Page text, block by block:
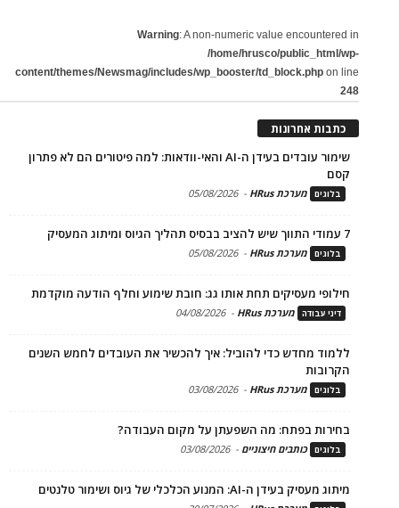
Warning: A non-numeric value encountered in
/home/hrusco/public_html/wp-
content/themes/Newsmag/includes/wp_booster/td_block.php on line
248
כתבות אחרונות
שימור עובדים בעידן ה-AI והאי-וודאות: למה פיטורים הם לא פתרון
קסם
בלוגים מערכת HRus -
05/08/2026
7 עמודי התווך שיש להציב בבסיס תהליך הגיוס ומיתוג המעסיק
בלוגים מערכת HRus -
05/08/2026
חילופי מעסיקים תחת אותו גג: חובת שימוע וחלף הודעה מוקדמת
דיני עבודה מערכת HRus -
04/08/2026
ללמוד מחדש כדי להוביל: איך להכשיר את העובדים לחמש השנים
הקרובות
בלוגים מערכת HRus -
03/08/2026
בחירות בפתח: מה השפעתן על מקום העבודה?
בלוגים כותבים חיצוניים -
03/08/2026
מיתוג מעסיק בעידן ה-AI: המנוע הכלכלי של גיוס ושימור טלנטים